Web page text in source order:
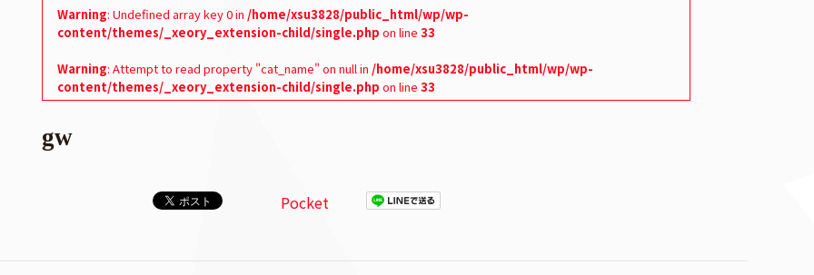
Warning: Undefined array key 0 in /home/xsu3828/public_html/wp/wp-
content/themes/_xeory_extension-child/single.php on line 33
Warning: Attempt to read property "cat_name" on null in /home/xsu3828/public_html/wp/wp-
content/themes/_xeory_extension-child/single.php on line 33
gw
Pocket